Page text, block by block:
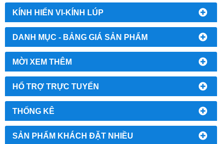
KÍNH HIỂN VI-KÍNH LÚP
DANH MỤC - BẢNG GIÁ SẢN PHẨM
MỜI XEM THÊM
HỔ TRỢ TRỰC TUYẾN
THỐNG KÊ
SẢN PHẨM KHÁCH ĐẶT NHIỀU